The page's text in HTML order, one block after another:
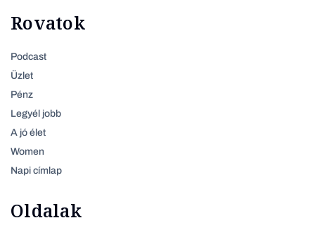
Rovatok
Podcast
Üzlet
Pénz
Legyél jobb
A jó élet
Women
Napi címlap
Oldalak